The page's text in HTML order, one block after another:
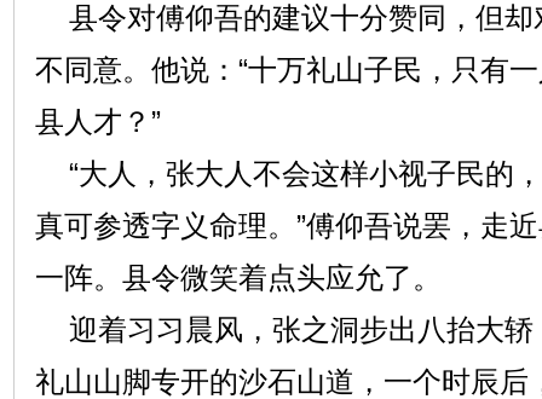
县令对傅仰吾的建议十分赞同，但却
不同意。他说：“十万礼山子民，只有一
县人才？”
“大人，张大人不会这样小视子民的
真可参透字义命理。”傅仰吾说罢，走
一阵。县令微笑着点头应允了。
迎着习习晨风，张之洞步出八抬大轿
礼山山脚专开的沙石山道，一个时辰后